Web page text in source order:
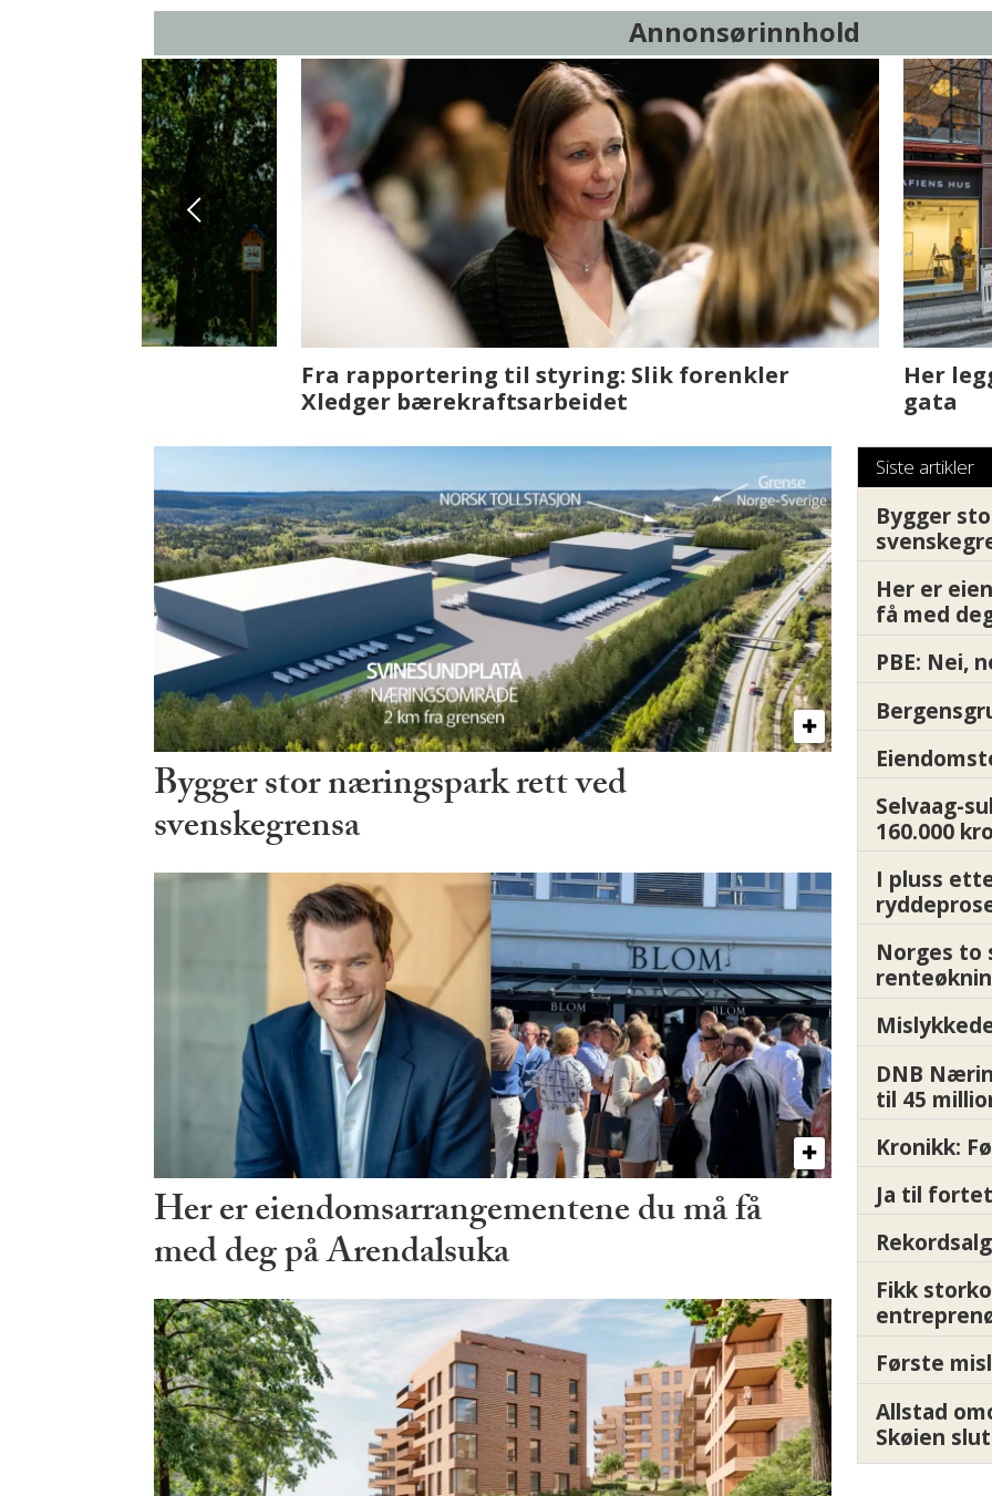
Annonsørinnhold
Fenistra endrer eiendomsbransjen med AI. Slik
ser vi på fremtiden
Det er i Drammen
Bygger stor næringspark rett ved
svenskegrensa
Her er eiendomsarrangementene du må få
med deg på Arendalsuka
Siste artikler
Bygger
Her er
få med
PBE: Nei,
Selvaag-
160.000
I pluss
Norges to
DNB
til 45
Kronikk:
Ja til
Fikk
Første
Allstad
Skøien